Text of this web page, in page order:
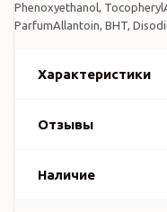
Phenoxyethanol,
ParfumAllantoin, BHT,
Характеристики
Отзывы
Наличие